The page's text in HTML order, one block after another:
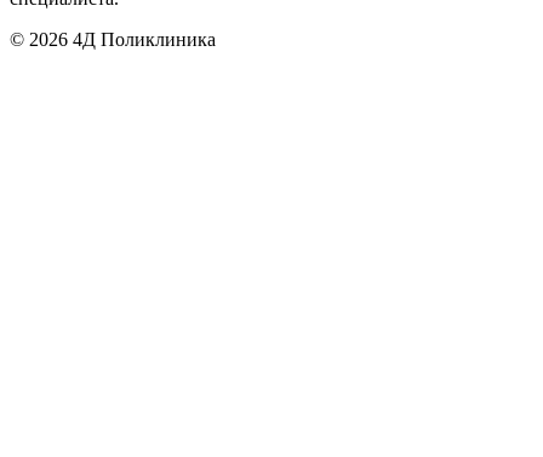
© 2026 4Д Поликлиника